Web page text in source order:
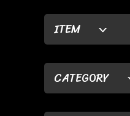
ITEM
CATEGORY